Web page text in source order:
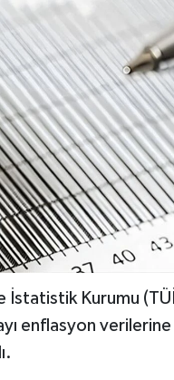
İstatistik Kurumu
enflasyon